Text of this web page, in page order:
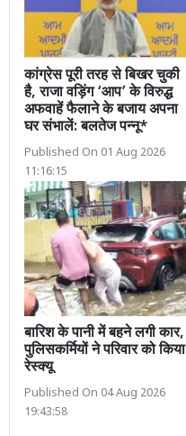
कांग्रेस पूरी तरह से बिखर चुकी
है, राजा वड़िंग ‘आप’ के विरुद्ध
अफवाहें फैलाने के बजाय अपना
घर संभालें: बलतेज पन्नू*
Published On 01 Aug 2026
11:16:15
बारिश के पानी में बहने लगी कार,
पुलिसकर्मियों ने परिवार को किया
रेस्क्यू
Published On 04 Aug 2026
19:43:58